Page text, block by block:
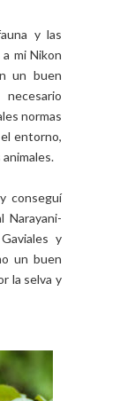
y las
mi Nikon
un buen
normas
entorno,
conseguí
Narayani-
y
un buen
la selva y